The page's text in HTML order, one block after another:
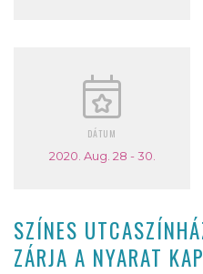
DÁTUM
2020. Aug. 28 - 30.
SZÍNES
ZÁRJA A NYARAT